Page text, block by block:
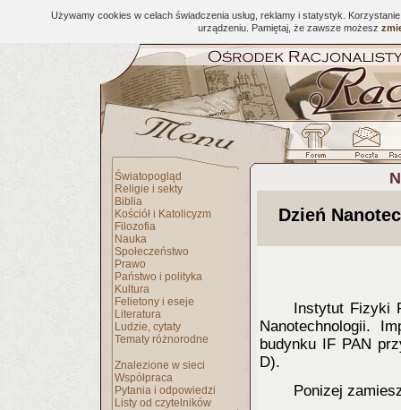
Używamy cookies w celach świadczenia usług, reklamy i statystyk.
urządzeniu. Pamiętaj, że zawsze możesz
Światopogląd
Religie i sekty
Biblia
Kościół i Katolicyzm
Filozofia
Nauka
Społeczeństwo
Prawo
Państwo i polityka
Kultura
Felietony i eseje
Literatura
Ludzie, cytaty
Tematy różnorodne
Znalezione w sieci
Współpraca
Pytania i odpowiedzi
Listy od czytelników
Dzień
Instytut Fizyki
Nanotechnologii.
budynku IF PAN
D).
Ponizej